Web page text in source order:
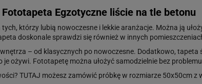
Fototapeta Egzotyczne liście na tle betonu
którzy lubią nowoczesne i lekkie aranżacje. Można ją
doskonale sprawdzi się również w innych
– od klasycznych po nowoczesne. Dodatkowo, tapeta
ożywi. Fototapetę można ułożyć samodzielnie bez
TUTAJ możesz zamówić próbkę w rozmiarze 50x50cm z